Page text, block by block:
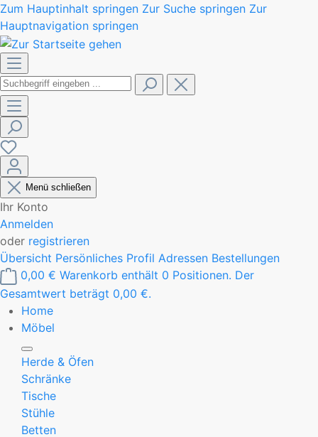
Zum Hauptinhalt springen Zur Suche springen Zur
Hauptnavigation springen
Menü schließen
Ihr Konto
Anmelden
oder registrieren
Übersicht Persönliches Profil Adressen Bestellungen
0,00 € Warenkorb enthält 0 Positionen. Der
Gesamtwert beträgt 0,00 €.
Home
Möbel
Herde & Öfen
Schränke
Tische
Stühle
Betten